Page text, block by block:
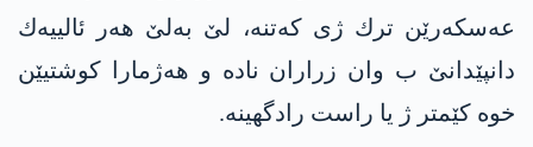
عه‌سكه‌رێن ترك ژی كه‌تنه‌، لێ به‌لێ هه‌ر ئالییه‌ك
دانپێدانێ ب وان زراران ناده‌ و هه‌ژمارا كوشتیێن
خوه‌ كێمتر ژ یا راست رادگهینه‌.